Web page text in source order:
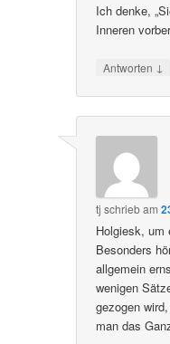
Ich denke,
Inneren
Antworten ↓
tj schriebam
Holgiesk, um
Besonders
allgemein
wenigen
gezogen
man das